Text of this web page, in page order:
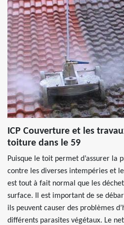
ICP Couverture et les
toiture dans le 59
Puisque le toit permet d’assurer la
contre les diverses intempéries et
est tout à fait normal que les
surface. Il est important de se
ils peuvent causer des problèmes
différents parasites végétaux. Le